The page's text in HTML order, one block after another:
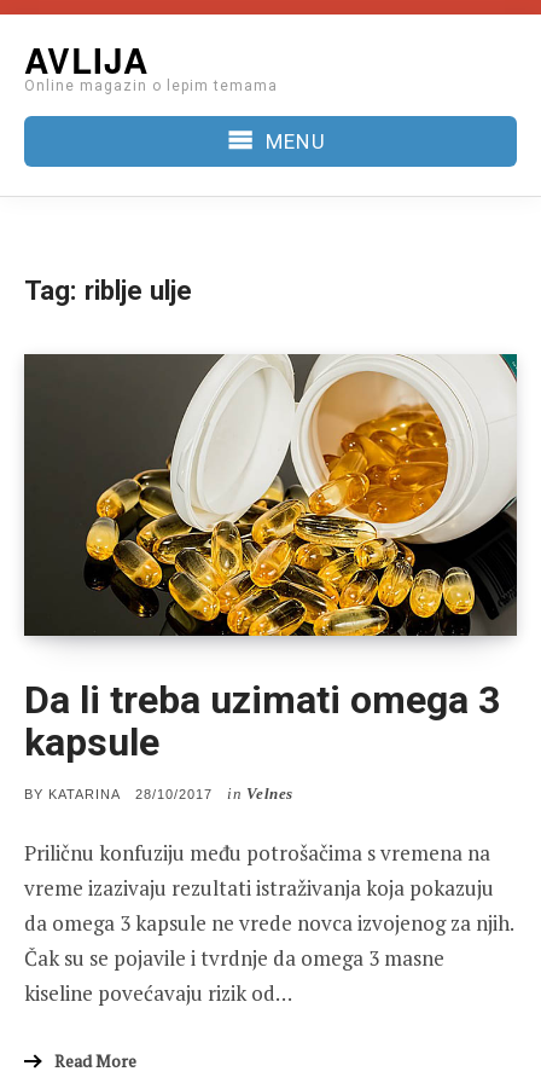
content
AVLIJA
Online magazin o lepim temama
MENU
Tag: riblje ulje
Da li treba uzimati omega 3
kapsule
BY KATARINA
POSTED
28/10/2017 in Velnes
Priličnu konfuziju među potrošačima s vremena na
vreme izazivaju rezultati istraživanja koja pokazuju
da omega 3 kapsule ne vrede novca izvojenog za njih.
Čak su se pojavile i tvrdnje da omega 3 masne
kiseline povećavaju rizik od…
Read More